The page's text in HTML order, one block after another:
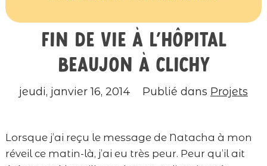
Fin de vie à l’hôpital
Beaujon à Clichy
jeudi, janvier 16, 2014 Publié dans Projets
Lorsque j’ai reçu le message de Natacha à mon
réveil ce matin-là, j’ai eu très peur. Peur qu’il ait